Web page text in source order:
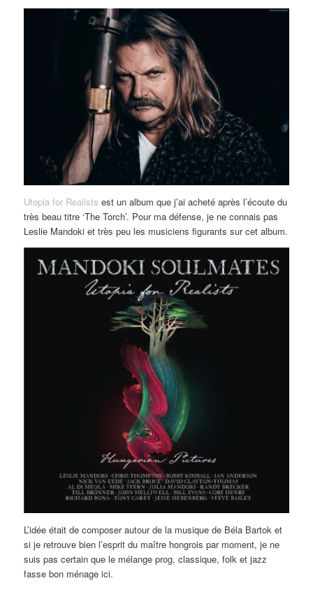
Utopia for Realists est un album que j’ai acheté après l’écoute du
très beau titre ‘The Torch’. Pour ma défense, je ne connais pas
Leslie Mandoki et très peu les musiciens figurants sur cet album.
L’idée était de composer autour de la musique de Béla Bartok et
si je retrouve bien l’esprit du maître hongrois par moment, je ne
suis pas certain que le mélange prog, classique, folk et jazz
fasse bon ménage ici.